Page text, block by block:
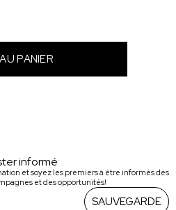
informé
et soyez les premiers à être informés des
et des opportunités!
SAUVEGARDE